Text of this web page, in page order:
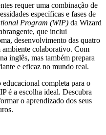
requer uma combinação de
específicas e fases de
Program (WIP) da Wizard
que inclui
desenvolvimento das quatro
colaborativo. Com
inglês, mas também prepara
e eficaz no mundo real.
educacional completa para o
é a escolha ideal. Descubra
o aprendizado dos seus